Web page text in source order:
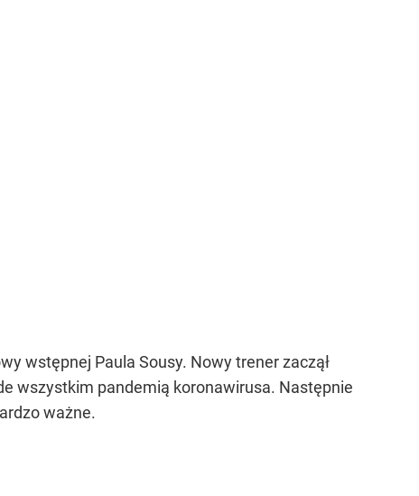
wstępnej Paula Sousy. Nowy trener zaczął
wszystkim pandemią koronawirusa. Następnie
ważne.